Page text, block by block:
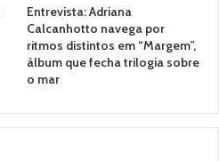
Entrevista: Adriana
Calcanhotto navega por
ritmos distintos em “Margem”,
álbum que fecha trilogia sobre
o mar